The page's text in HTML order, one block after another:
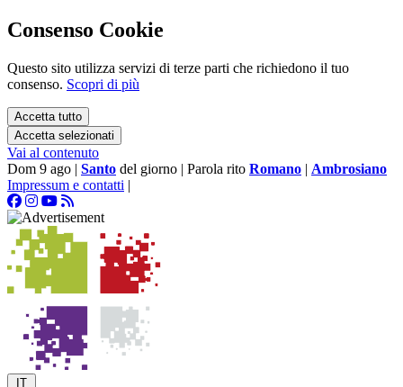
Consenso Cookie
Questo sito utilizza servizi di terze parti che richiedono il tuo
consenso. Scopri di più
Accetta tutto
Accetta selezionati
Vai al contenuto
Dom 9 ago | Santo del giorno | Parola rito Romano | Ambrosiano
Impressum e contatti |
IT